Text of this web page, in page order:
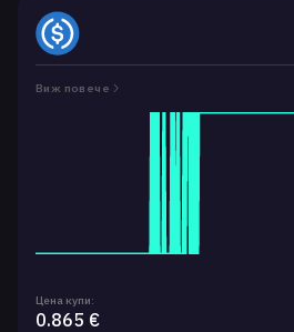
Виж повече
Цена купи:
0.865 €